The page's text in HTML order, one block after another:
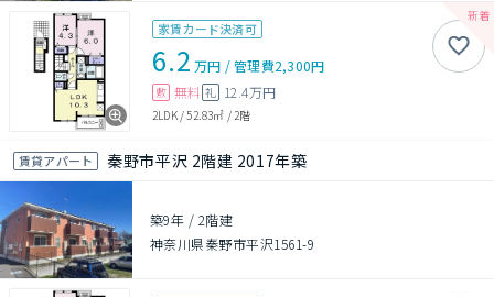
家賃カード決済可
6.2 万円 /管理費2,300円
敷 無料 礼 12.4万円
2LDK/52.83㎡ /2階
賃貸アパート 秦野市平沢 2階建 2017年築
築9年 / 2階建
神奈川県秦野市平沢1561-9